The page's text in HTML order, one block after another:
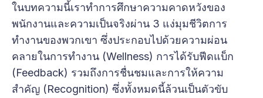
ในบทความนี้เราทำการศึกษาความคาดหวังของ
พนักงานและความเป็นจริงผ่าน 3 แง่มุมชีวิตการ
ทำงานของพวกเขา ซึ่งประกอบไปด้วยความผ่อน
คลายในการทำงาน (Wellness) การได้รับฟีดแบ็ก
(Feedback) รวมถึงการชื่นชมและการให้ความ
สำคัญ (Recognition) ซึ่งทั้งหมดนี้ล้วนเป็นตัวขับ